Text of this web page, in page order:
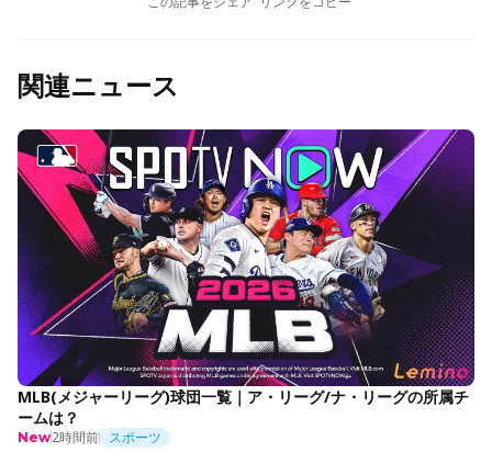
関連ニュース
MLB(メジャーリーグ)球団一覧｜ア・リーグ/ナ・リーグの所属チ
ームは？
New2時間前 スポーツ